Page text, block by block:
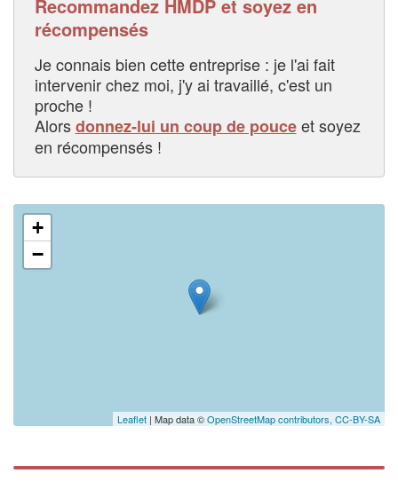
Recommandez HMDP et soyez en
récompensés
Je connais bien cette entreprise : je l'ai fait
intervenir chez moi, j'y ai travaillé, c'est un
proche !
Alorsdonnez-lui un coup de pouceet soyez
en récompensés !
+
−
Leaflet | Map data ©OpenStreetMap contributors, CC-BY-SA